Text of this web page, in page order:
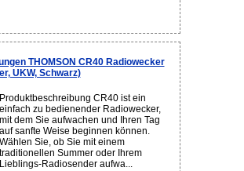
THOMSON CR40 Radiowecker
UKW, Schwarz)
Produktbeschreibung CR40 ist ein
einfach zu bedienender Radiowecker,
mit dem Sie aufwachen und Ihren Tag
auf sanfte Weise beginnen können.
Wählen Sie, ob Sie mit einem
traditionellen Summer oder Ihrem
Lieblings-Radiosender aufwa...